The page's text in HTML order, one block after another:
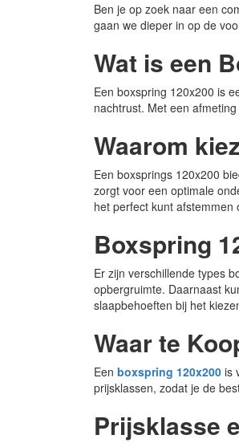
Ben je op zoek naar een
gaan we dieper in op de
Wat is een
Een boxspring 120x200 is
nachtrust. Met een
Waarom
Een boxsprings 120x200
zorgt voor een optimale
het perfect kunt afstemmen
Boxspring
Er zijn verschillende types
opbergruimte. Daarnaast
slaapbehoeften bij het
Waar te
Een boxspring 120x200 is
prijsklassen, zodat je de
Prijsklasse